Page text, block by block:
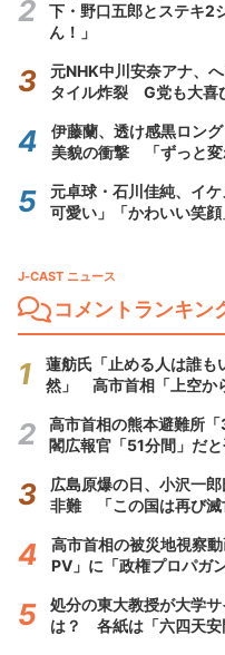
下・野口五郎とステキ
ん！」
元NHK中川安奈アナ、
タイル炸裂 G党も大喜
伊藤蘭、透け感黒ロン
美貌の衝撃 「ずっと変
元卓球・石川佳純、イ
可愛い」「かわいい笑
J-CAST ニュース
コメントランキン
蓮舫氏「止める人は誰も
然」 高市首相「上空か
高市首相の熊本避難所
閣広報官「51分間」だ
広島原爆の日、小沢一
非難 「この国は再び滅
高市首相の被災地視察
PV」に「政権プロパガ
処分の東大教授が大学
は？ 各紙は「六四天安